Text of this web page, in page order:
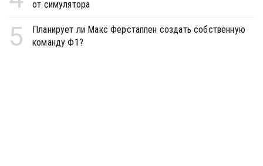
от симулятора
5
Планирует ли Макс Ферстаппен создать собственную
команду Ф1?